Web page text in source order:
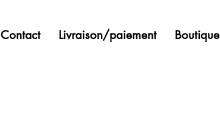
Contact Livraison/paiement Boutique